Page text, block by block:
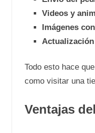
Videos y
Imágenes
Todo esto hace
como visitar una
Ventajas